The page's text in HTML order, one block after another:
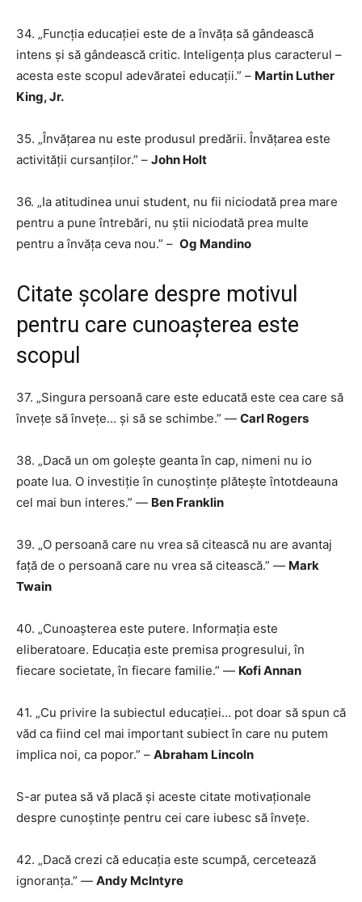
34. „Funcția educației este de a învăța să gândească
intens și să gândească critic. Inteligența plus caracterul –
acesta este scopul adevăratei educații.” – Martin Luther
King, Jr.
35. „Învățarea nu este produsul predării. Învățarea este
activității cursanților.” – John Holt
36. „Ia atitudinea unui student, nu fii niciodată prea mare
pentru a pune întrebări, nu știi niciodată prea multe
pentru a învăța ceva nou.” – Og Mandino
Citate școlare despre motivul
pentru care cunoașterea este
scopul
37. „Singura persoană care este educată este cea care să
învețe să învețe… și să se schimbe.” — Carl Rogers
38. „Dacă un om golește geanta în cap, nimeni nu io
poate lua. O investiție în cunoștințe plătește întotdeauna
cel mai bun interes.” — Ben Franklin
39. „O persoană care nu vrea să citească nu are avantaj
față de o persoană care nu vrea să citească.” — Mark
Twain
40. „Cunoașterea este putere. Informația este
eliberatoare. Educația este premisa progresului, în
fiecare societate, în fiecare familie.” — Kofi Annan
41. „Cu privire la subiectul educației… pot doar să spun că
văd ca fiind cel mai important subiect în care nu putem
implica noi, ca popor.” – Abraham Lincoln
S-ar putea să vă placă și aceste citate motivaționale
despre cunoștințe pentru cei care iubesc să învețe.
42. „Dacă crezi că educația este scumpă, cercetează
ignoranța.” — Andy McIntyre